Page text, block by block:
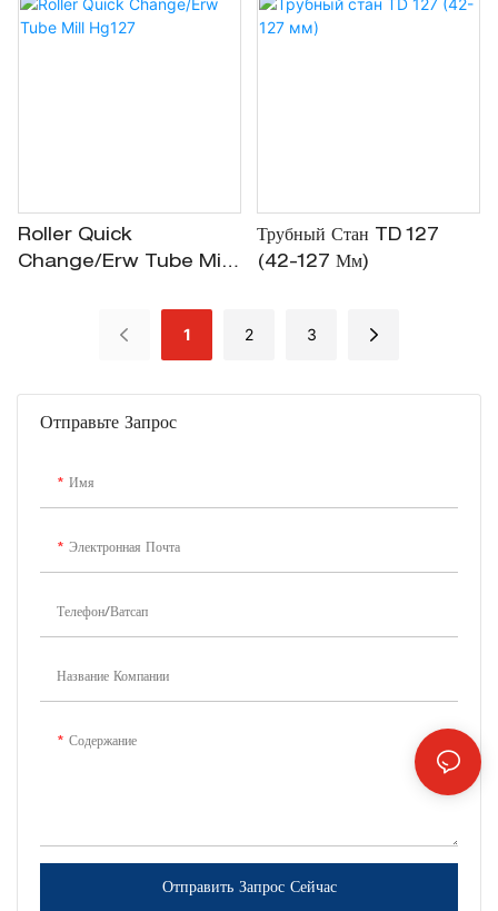
Отправьте Запрос
Имя
Электронная Почта
Телефон/Ватсап
Название Компании
Содержание
Отправить Запрос Сейчас
Индивидуальному Заказу.
Roller Quick
Change/Erw Tube Mill
Трубный Стан TD 127
(42-127 Мм)
1 2 3